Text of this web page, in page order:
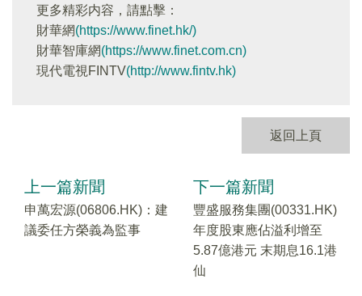
更多精彩内容，請點擊：
財華網(https://www.finet.hk/)
財華智庫網(https://www.finet.com.cn)
現代電視FINTV(http://www.fintv.hk)
返回上頁
上一篇新聞
申萬宏源(06806.HK)：建
議委任方榮義為監事
下一篇新聞
豐盛服務集團(00331.HK)
年度股東應佔溢利增至
5.87億港元 末期息16.1港
仙